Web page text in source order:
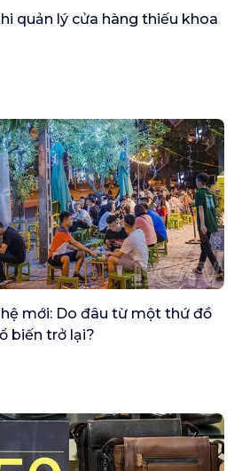
quản lý cửa hàng thiếu khoa
mới: Do đâu từ một thứ đồ
biến trở lại?